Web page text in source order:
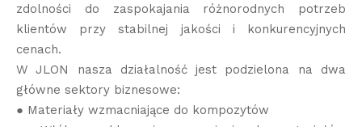
zdolności do zaspokajania różnorodnych potrzeb
klientów przy stabilnej jakości i konkurencyjnych
cenach.
W JLON nasza działalność jest podzielona na dwa
główne sektory biznesowe:
● Materiały wzmacniające do kompozytów